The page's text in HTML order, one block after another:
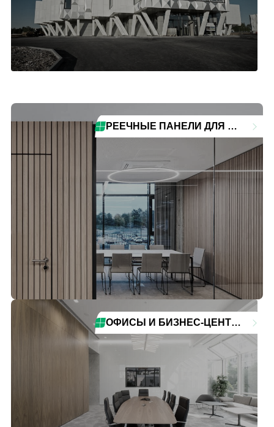
РЕЕЧНЫЕ ПАНЕЛИ ДЛЯ ОФИСОВ
ОФИСЫ И БИЗНЕС-ЦЕНТРЫ